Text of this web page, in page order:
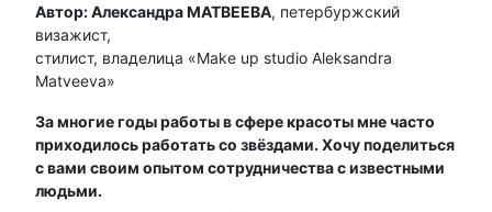
Автор: Александра МАТВЕЕВА, петербуржский
визажист,
стилист, владелица «Make up studio Aleksandra
Matveeva»
За многие годы работы в сфере красоты мне часто
приходилось работать со звёздами. Хочу поделиться
с вами своим опытом сотрудничества с известными
людьми.